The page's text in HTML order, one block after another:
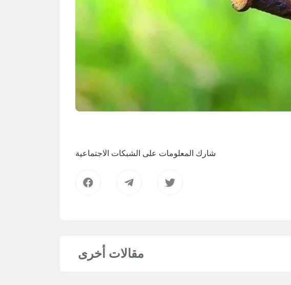
شارك المعلومات على الشبكات الاجتماعية
مقالات أخرى